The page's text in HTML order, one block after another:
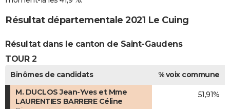
Résultat départementale 2021 Le Cuing
Résultat dans le canton de Saint-Gaudens
TOUR 2
Binômes de candidats
% voix commune
M. DUCLOS Jean-Yves et Mme
LAURENTIES BARRERE Céline
51,91%